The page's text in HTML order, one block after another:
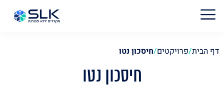
דף הבית/פרויקטים/חיסכון נטו
חיסכון נטו